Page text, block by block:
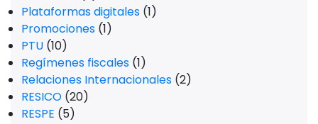
Plataformas digitales (1)
Promociones (1)
PTU (10)
Regímenes fiscales (1)
Relaciones Internacionales (2)
RESICO (20)
RESPE (5)